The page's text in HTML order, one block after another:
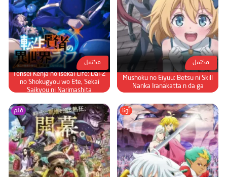
الحلقة 76
الحلقة 77
الحلقة 78
الحلقة 79
الحلقة 80
الحلقة 81
الحلقة 83
الحلقة 84
الحلقة 85
الحلقة 86
مكتمل
Mushoku no Eiyuu: Betsu ni Skill
Nanka Iranakatta n da ga
مكتمل
Tensei Kenja no Isekai Life: Dai-2
no Shokugyou wo Ete, Sekai
Saikyou ni Narimashita
أونا فلم